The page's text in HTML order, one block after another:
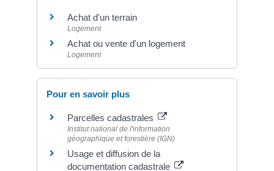
Achat d'un terrain
Logement
Achat ou vente d'un logement
Logement
Pour en savoir plus
Parcelles cadastrales
Institut national de l'information
géographique et forestière (IGN)
Usage et diffusion de la
documentation cadastrale